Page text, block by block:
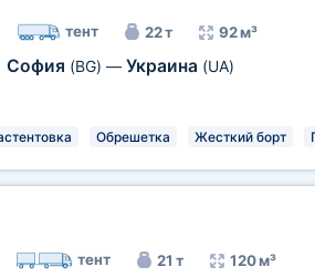
тент 22 т 92 м³
София (BG) — Украина (UA)
Обрешетка Жесткий борт
тент 21 т 120 м³